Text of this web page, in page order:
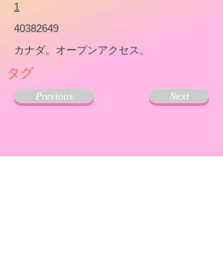
1
40382649
カナダ。オープンアクセス。
タグ
Previous Next